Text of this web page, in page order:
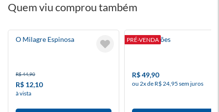
Quem viu comprou também
O Milagre Espinosa
R$ 44,90
R$ 12,10
à vista
PRÉ-VENDA
Consolações
R$ 49,90
ou 2x de R$ 24,95 sem juros